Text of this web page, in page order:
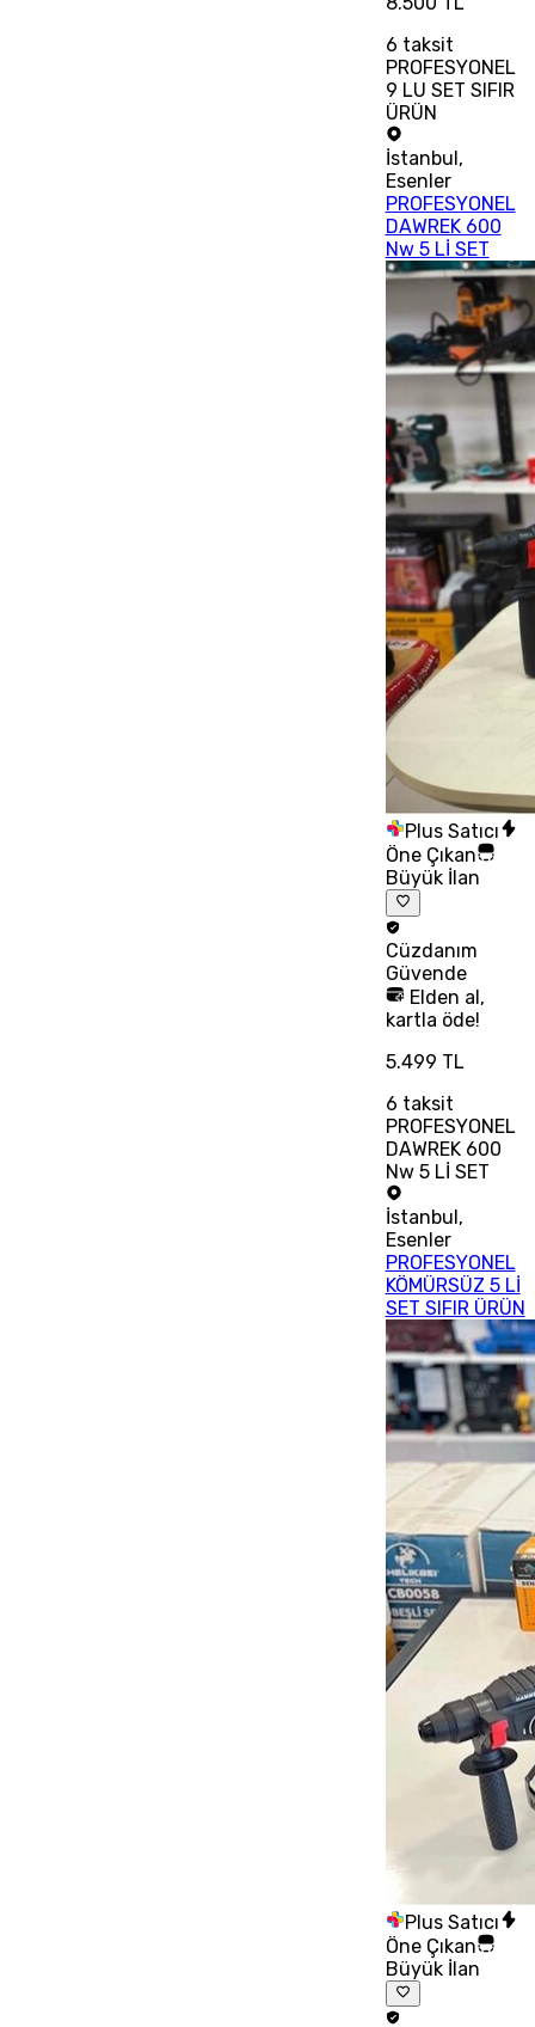
6 taksit
PROFESYONEL
9 LU SET SIFIR
ÜRÜN
İstanbul ,
Esenler
PROFESYONEL
DAWREK 600
Nw 5 Lİ SET
Plus Satıcı
Öne Çıkan
Büyük İlan
Cüzdanım
Güvende
Elden al,
kartla öde!
5.499 TL
6 taksit
PROFESYONEL
DAWREK 600
Nw 5 Lİ SET
İstanbul,
Esenler
PROFESYONEL
KÖMÜRSÜZ 5 Lİ
SET SIFIR ÜRÜN
Plus Satıcı
Öne Çıkan
Büyük İlan